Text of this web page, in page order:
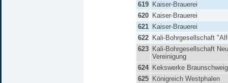
619 Kaiser-Brauerei
620 Kaiser-Brauerei
621 Kaiser-Brauerei
622 Kali-Bohrgesellschaft
623 Kali-Bohrgesellschaft
Vereinigung
624 Kekswerke
625 Königreich Westphalen